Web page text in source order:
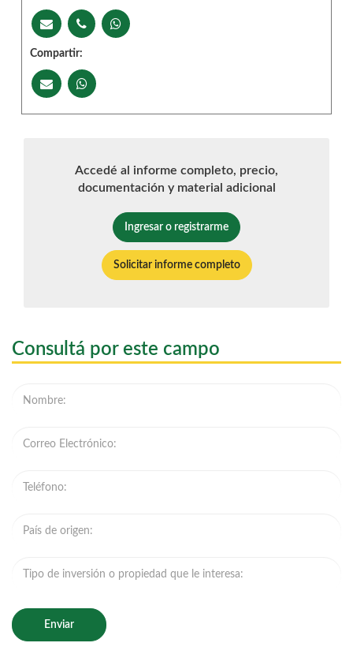
Compartir:
Accedé al informe completo, precio,
documentación y material adicional
Ingresar o registrarme
Solicitar informe completo
Consultá por este campo
Enviar